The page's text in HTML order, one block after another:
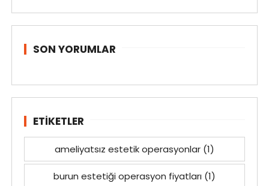
SON YORUMLAR
ETIKETLER
ameliyatsız estetik operasyonlar (1)
burun estetiği operasyon fiyatları (1)